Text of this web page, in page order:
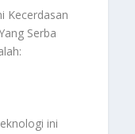
Kecerdasan
Serba
ini